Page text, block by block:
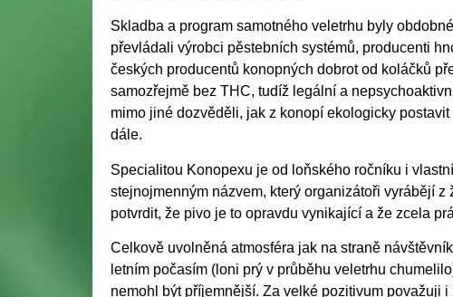
Skladba a program samotného veletrhu byly
převládali výrobci pěstebních systémů, producenti
českých producentů konopných dobrot od koláčků
samozřejmě bez THC, tudíž legální a
mimo jiné dozvěděli, jak z konopí ekologicky
dále.
Specialitou Konopexu je od loňského ročníku i
stejnojmenným názvem, který organizátoři vyrábějí
potvrdit, že pivo je to opravdu vynikající a že zcela
Celkově uvolněná atmosféra jak na straně
letním počasím (loni prý v průběhu veletrhu
nemohl být příjemnější. Za velké pozitivum považuji